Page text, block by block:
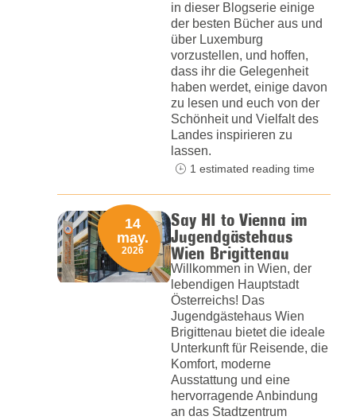
in dieser Blogserie einige
der besten Bücher aus und
über Luxemburg
vorzustellen, und hoffen,
dass ihr die Gelegenheit
haben werdet, einige davon
zu lesen und euch von der
Schönheit und Vielfalt des
Landes inspirieren zu
lassen.
1 estimated reading time
Say HI to Vienna im
Jugendgästehaus
Wien Brigittenau
Willkommen in Wien, der
lebendigen Hauptstadt
Österreichs! Das
Jugendgästehaus Wien
Brigittenau bietet die ideale
Unterkunft für Reisende, die
Komfort, moderne
Ausstattung und eine
hervorragende Anbindung
an das Stadtzentrum
14
may.
2026